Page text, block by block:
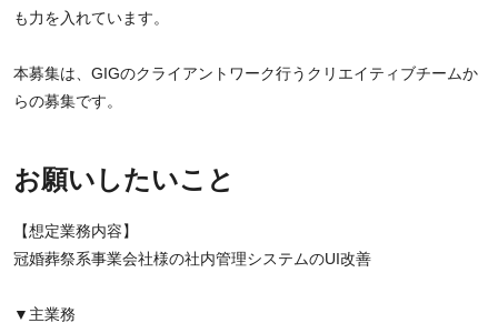
も力を入れています。
本募集は、GIGのクライアントワーク行うクリエイティブチームか
らの募集です。
お願いしたいこと
【想定業務内容】
冠婚葬祭系事業会社様の社内管理システムのUI改善
▼主業務